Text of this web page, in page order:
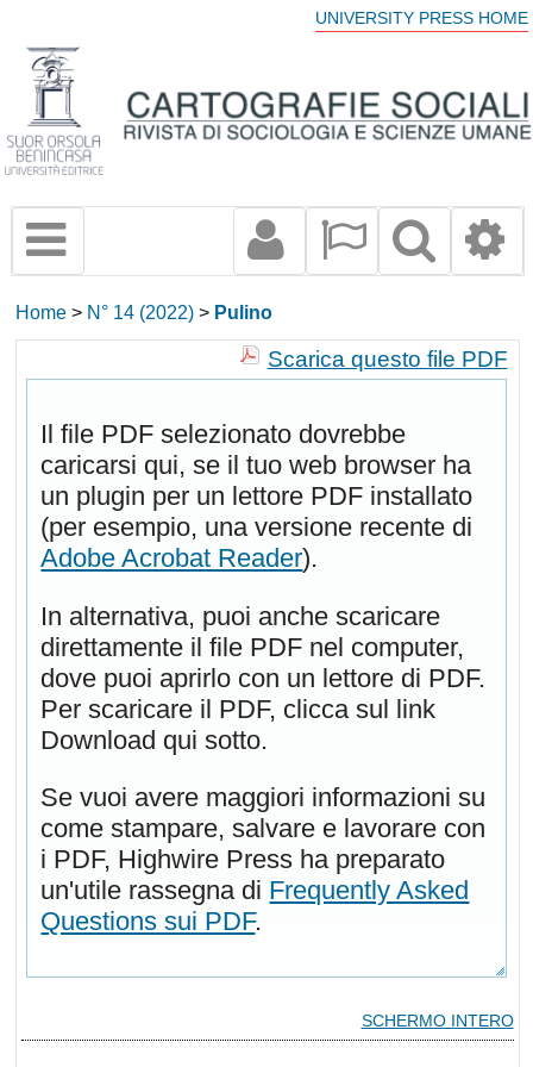
UNIVERSITY PRESS HOME
Home > N° 14 (2022) > Pulino
Scarica questo file PDF
Il file PDF selezionato dovrebbe
caricarsi qui, se il tuo web browser ha
un plugin per un lettore PDF installato
(per esempio, una versione recente di
Adobe Acrobat Reader).
In alternativa, puoi anche scaricare
direttamente il file PDF nel computer,
dove puoi aprirlo con un lettore di PDF.
Per scaricare il PDF, clicca sul link
Download qui sotto.
Se vuoi avere maggiori informazioni su
come stampare, salvare e lavorare con
i PDF, Highwire Press ha preparato
un'utile rassegna di Frequently Asked
Questions sui PDF.
SCHERMO INTERO